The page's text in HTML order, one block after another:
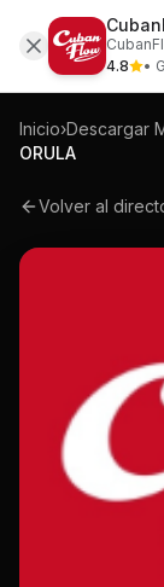
Mp3
Inicio›Descargar
ORULA
Volver al
4.8
•